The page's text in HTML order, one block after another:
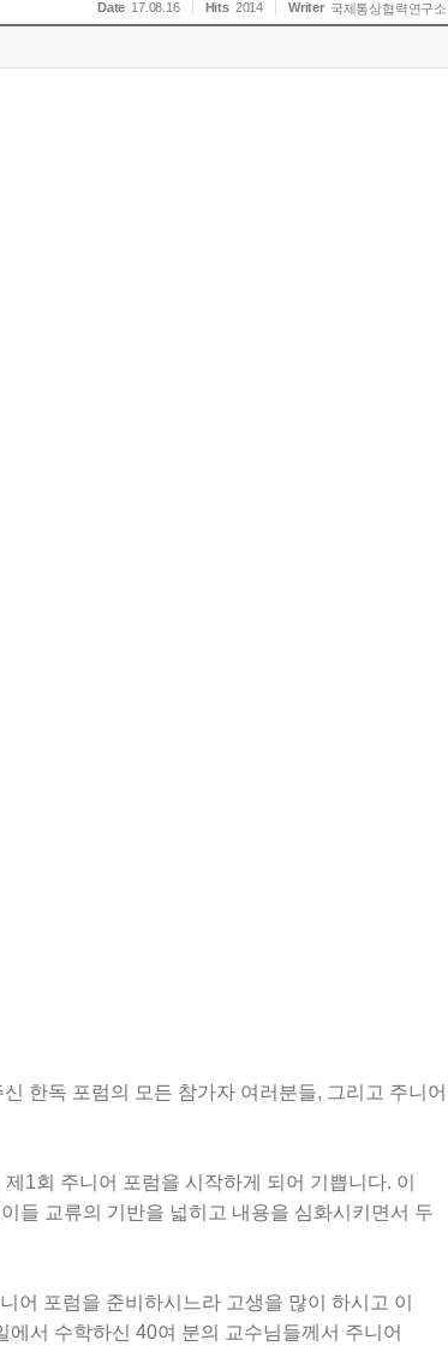
Date 17.08.16 Hits 2014 Writer 국제통상협력연구소
한독 포럼의 모든 참가자 여러분들, 그리고 주니어
제 1회 주니어 포럼을 시작하게 되어 기쁩니다. 이
들 교류의 기반을 넓히고 내용을 심화시키면서 두
어 포럼을 준비하시느라 고생을 많이 하시고 이
에서 수학하신 40여 분의 교수님들께서 주니어